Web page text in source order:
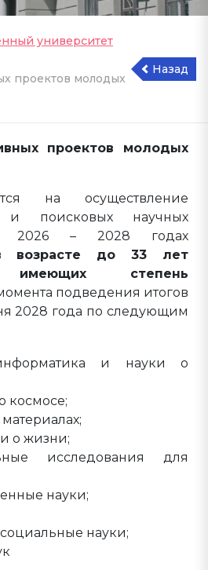
университет
проектов молодых
Назад
проектов молодых
на осуществление
и поисковых научных
2026 – 2028 годах
возрасте до 33 лет
имеющих степень
подведения итогов
2028 года по следующим
и науки о
космосе;
о жизни;
исследования для
науки;
науки;